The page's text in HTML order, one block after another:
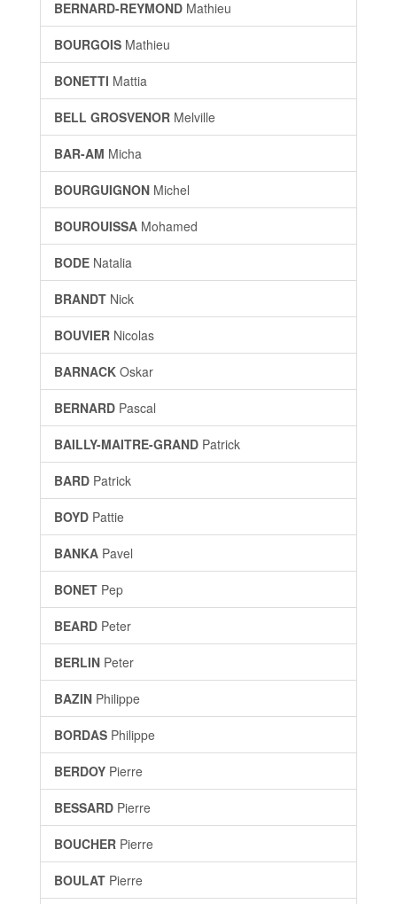
BERNARD-REYMOND Mathieu
BOURGOIS Mathieu
BONETTI Mattia
BELL GROSVENOR Melville
BAR-AM Micha
BOURGUIGNON Michel
BOUROUISSA Mohamed
BODE Natalia
BRANDT Nick
BOUVIER Nicolas
BARNACK Oskar
BERNARD Pascal
BAILLY-MAITRE-GRAND Patrick
BARD Patrick
BOYD Pattie
BANKA Pavel
BONET Pep
BEARD Peter
BERLIN Peter
BAZIN Philippe
BORDAS Philippe
BERDOY Pierre
BESSARD Pierre
BOUCHER Pierre
BOULAT Pierre